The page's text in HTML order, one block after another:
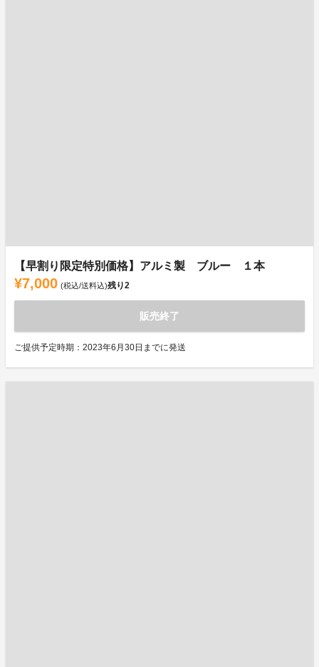
【早割り限定特別価格】アルミ製 ブルー １本
¥7,000 (税込/送料込)残り2
販売終了
ご提供予定時期：2023年6月30日までに発送